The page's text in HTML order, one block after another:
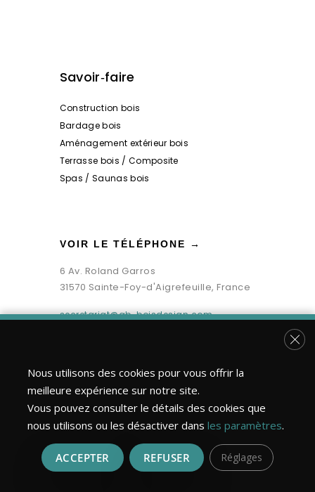
Savoir‑faire
Construction bois
Bardage bois
Aménagement extérieur bois
Terrasse bois / Composite
Spas / Saunas bois
VOIR LE TÉLÉPHONE →
6 Av. Roland Garros
31570 Sainte-Foy-d'Aigrefeuille, France
secretariat@gb-boisdesign.com
Bois Design Construction ©2026 | Tous droits réservés.
Nous utilisons des cookies pour vous offrir la
meilleure expérience sur notre site.
Vous pouvez consulter le détails des cookies que
nous utilisons ou les désactiver dans les paramètres.
ACCEPTER REFUSER Réglages